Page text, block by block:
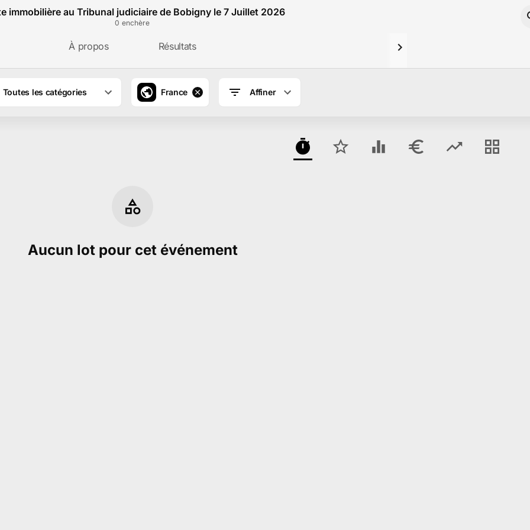
immobilière au Tribunal judiciaire de Bobigny le 7 Juillet 2026
0 enchère
À propos Résultats
Toutes les catégories France Affiner
Aucun lot pour cet événement